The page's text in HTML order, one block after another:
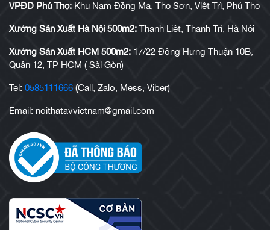
VPĐD Phú Thọ: Khu Nam Đồng Mạ, Thọ Sơn, Việt Trì, Phú Thọ
Xưởng Sản Xuất Hà Nội 500m2: Thanh Liệt, Thanh Trì, Hà Nội
Xưởng Sản Xuất HCM 500m2: 17/22 Đông Hưng Thuận 10B,
Quận 12, TP HCM ( Sài Gòn)
Tel: 0585111666 (Call, Zalo, Mess, Viber)
Email: noithatavvietnam@gmail.com